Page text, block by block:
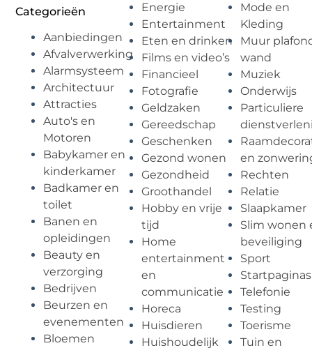
Categorieën
Aanbiedingen
Afvalverwerking
Alarmsysteem
Architectuur
Attracties
Auto's en
Motoren
Babykamer en
kinderkamer
Badkamer en
toilet
Banen en
opleidingen
Beauty en
verzorging
Bedrijven
Beurzen en
evenementen
Bloemen
Energie
Entertainment
Eten en drinken
Films en video’s
Financieel
Fotografie
Geldzaken
Gereedschap
Geschenken
Gezond wonen
Gezondheid
Groothandel
Hobby en vrije
tijd
Home
entertainment
en
communicatie
Horeca
Huisdieren
Huishoudelijk
Mode en
Kleding
Muur
wand
Muziek
Onderwijs
Particuliere
en
Rechten
Relatie
Slaapkamer
Slim wonen
beveiliging
Sport
Startpaginas
Telefonie
Testing
Toerisme
Tuin en